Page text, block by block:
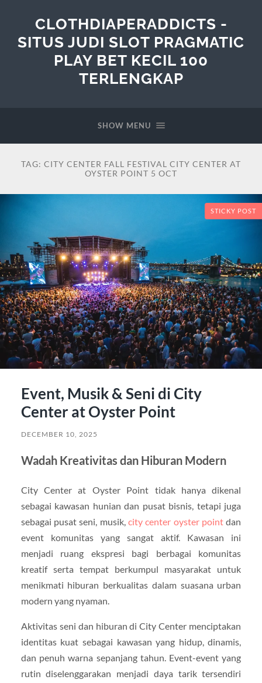
CLOTHDIAPERADDICTS -
SITUS JUDI SLOT PRAGMATIC
PLAY BET KECIL 100
TERLENGKAP
SHOW MENU
TAG: CITY CENTER FALL FESTIVAL CITY CENTER AT
OYSTER POINT 5 OCT
STICKY POST
Event, Musik & Seni di City
Center at Oyster Point
DECEMBER 10, 2025
Wadah Kreativitas dan Hiburan Modern
City Center at Oyster Point tidak hanya dikenal
sebagai kawasan hunian dan pusat bisnis, tetapi juga
sebagai pusat seni, musik, city center oyster pointdan
event komunitas yang sangat aktif. Kawasan ini
menjadi ruang ekspresi bagi berbagai komunitas
kreatif serta tempat berkumpul masyarakat untuk
menikmati hiburan berkualitas dalam suasana urban
modern yang nyaman.
Aktivitas seni dan hiburan di City Center menciptakan
identitas kuat sebagai kawasan yang hidup, dinamis,
dan penuh warna sepanjang tahun. Event-event yang
rutin diselenggarakan menjadi daya tarik tersendiri